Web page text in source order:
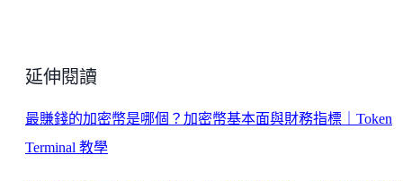
延伸閱讀
最賺錢的加密幣是哪個？加密幣基本面與財務指標｜Token
Terminal 教學